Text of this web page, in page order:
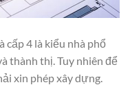
cấp 4 là kiểu nhà phổ
thành thị. Tuy nhiên để
xin phép xây dựng.